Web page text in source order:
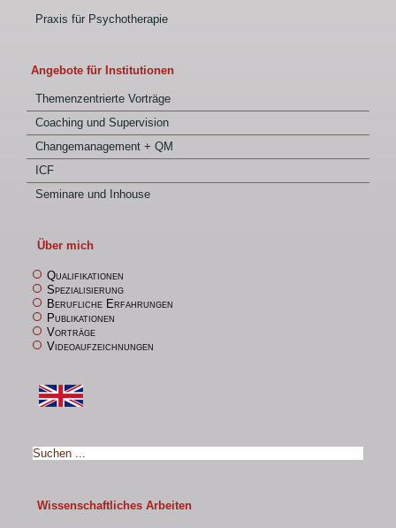
Praxis für Psychotherapie
Angebote für Institutionen
Themenzentrierte Vorträge
Coaching und Supervision
Changemanagement + QM
ICF
Seminare und Inhouse
Über mich
Qualifikationen
Spezialisierung
Berufliche Erfahrungen
Publikationen
Vorträge
Videoaufzeichnungen
Wissenschaftliches Arbeiten